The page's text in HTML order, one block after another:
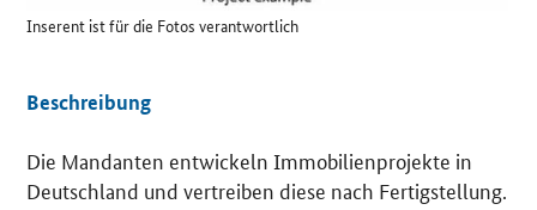
Inserent ist für die Fotos verantwortlich
Beschreibung
Die Mandanten entwickeln Immobilienprojekte in
Deutschland und vertreiben diese nach Fertigstellung.